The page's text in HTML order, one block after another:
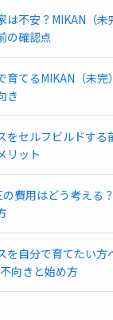
は不安？MIKAN（未
の確認点
育てるMIKAN（未完
き
をセルフビルドする
リット
の費用はどう考える
を自分で育てたい方
向きと始め方